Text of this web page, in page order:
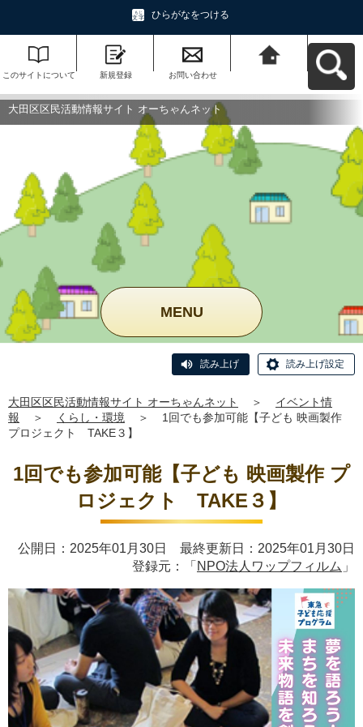
ひらがなをつける
このサイトについて 新規登録 お問い合わせ
ットへ戻る
大田区区民活動情報サイト オーちゃんネット
MENU
読み上げ 読み上げ設定
大田区区民活動情報サイト オーちゃんネット ＞
イベント情
報
＞ くらし・環境 ＞
1回でも参加可能【子ども 映画製作
プロジェクト TAKE３】
1回でも参加可能【子ども 映画製作 プ
ロジェクト TAKE３】
公開日：2025年01月30日 最終更新日：2025年01月30日
登録元：「 NPO法人ワップフィルム 」